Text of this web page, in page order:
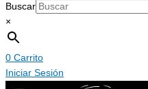
Buscar
×
0 Carrito
Iniciar Sesión